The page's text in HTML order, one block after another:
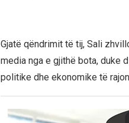
Gjatë qëndrimit të tij, Sali
media nga e gjithë bota, duke
politike dhe ekonomike të